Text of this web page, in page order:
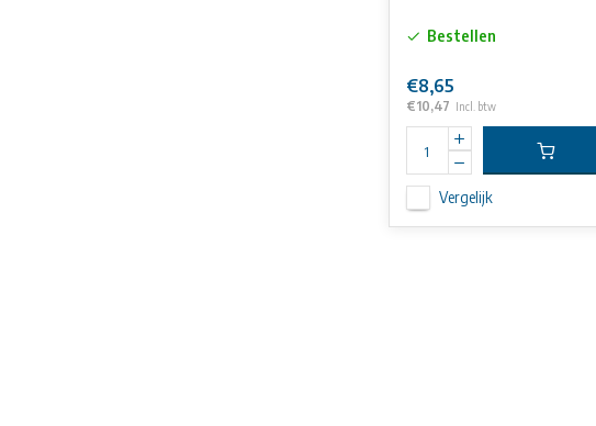
Bestellen
€8,65
€10,47 Incl. btw
Vergelijk